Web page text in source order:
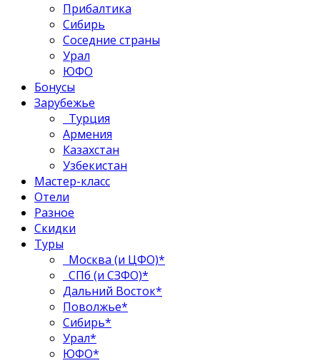
Прибалтика
Сибирь
Соседние страны
Урал
ЮФО
Бонусы
Зарубежье
Турция
Армения
Казахстан
Узбекистан
Мастер-класс
Отели
Разное
Скидки
Туры
Москва (и ЦФО)*
СПб (и СЗФО)*
Дальний Восток*
Поволжье*
Сибирь*
Урал*
ЮФО*